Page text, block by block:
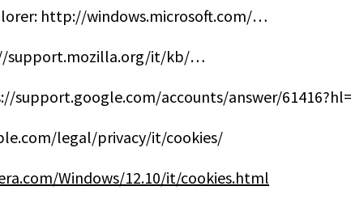
http://windows.microsoft.com/…
support.mozilla.org/it/kb/…
support.google.com/accounts/answer/
legal/privacy/it/cookies/
Windows/12.10/it/cookies.html